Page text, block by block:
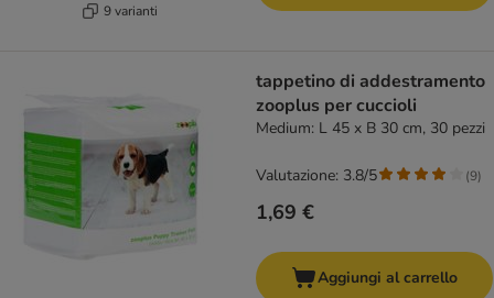
9 varianti
tappetino di addestramento
zooplus per cuccioli
Medium: L 45 x B 30 cm, 30 pezzi
1,69 €
Valutazione: 3.8/5 (9)
Aggiungi al carrello